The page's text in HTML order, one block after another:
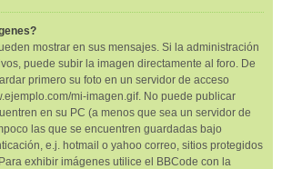
mostrar en sus mensajes. Si la administración
puede subir la imagen directamente al foro. De
primero su foto en un servidor de acceso
mi-imagen.gif. No puede publicar
en su PC (a menos que sea un servidor de
las que se encuentren guardadas bajo
e.j. hotmail o yahoo correo, sitios protegidos
exhibir imágenes utilice el BBCode con la